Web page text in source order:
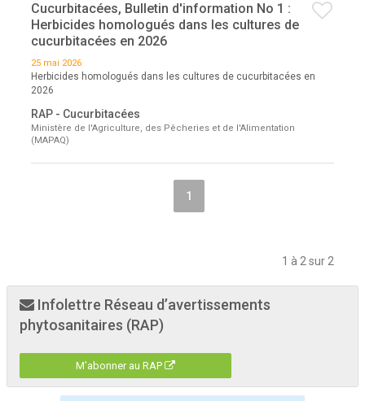
Cucurbitacées, Bulletin d'information No 1 :
Herbicides homologués dans les cultures de
cucurbitacées en 2026
25 mai 2026
Herbicides homologués dans les cultures de cucurbitacées en
2026
RAP - Cucurbitacées
Ministère de l'Agriculture, des Pêcheries et de l'Alimentation
(MAPAQ)
1
1 à 2 sur 2
Infolettre Réseau d’avertissements
phytosanitaires (RAP)
M'abonner au RAP